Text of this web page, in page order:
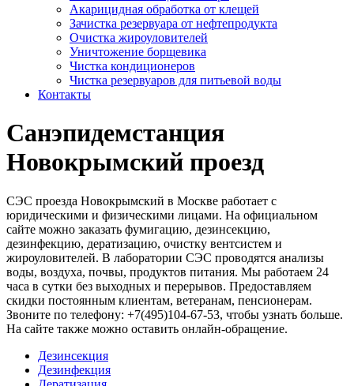
Акарицидная обработка от клещей
Зачистка резервуара от нефтепродукта
Очистка жироуловителей
Уничтожение борщевика
Чистка кондиционеров
Чистка резервуаров для питьевой воды
Контакты
Санэпидемстанция
Новокрымский проезд
СЭС проезда Новокрымский в Москве работает с
юридическими и физическими лицами. На официальном
сайте можно заказать фумигацию, дезинсекцию,
дезинфекцию, дератизацию, очистку вентсистем и
жироуловителей. В лаборатории СЭС проводятся анализы
воды, воздуха, почвы, продуктов питания. Мы работаем 24
часа в сутки без выходных и перерывов. Предоставляем
скидки постоянным клиентам, ветеранам, пенсионерам.
Звоните по телефону: +7(495)104-67-53, чтобы узнать больше.
На сайте также можно оставить онлайн-обращение.
Дезинсекция
Дезинфекция